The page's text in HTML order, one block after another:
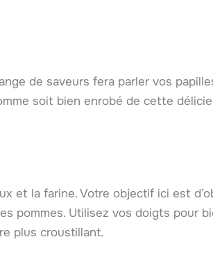
de saveurs fera parler vos
soit bien enrobé de cette
et la farine. Votre objectif ici est
pommes. Utilisez vos doigts pour
plus croustillant.